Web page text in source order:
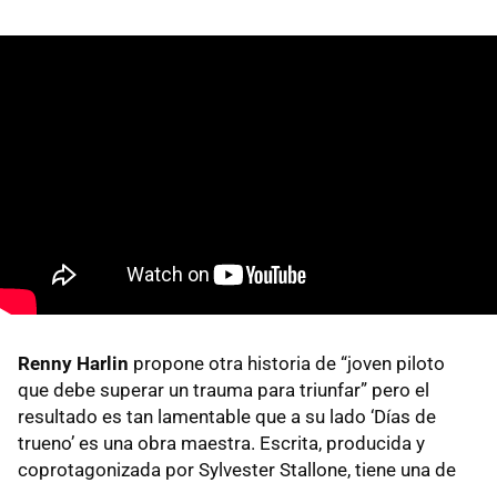
Renny Harlin propone otra historia de “joven piloto
que debe superar un trauma para triunfar” pero el
resultado es tan lamentable que a su lado ‘Días de
trueno’ es una obra maestra. Escrita, producida y
coprotagonizada por Sylvester Stallone, tiene una de